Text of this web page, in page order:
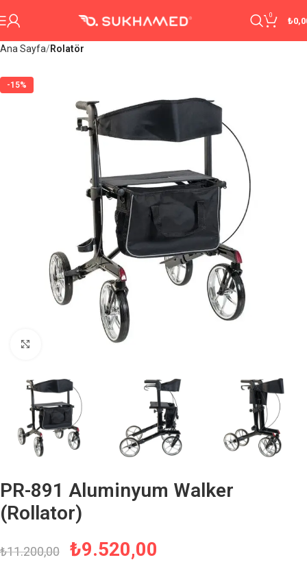
0
₺
Ana Sayfa Rolatör
-15%
Büyütmek için tıklayın
PR-891 Aluminyum Walker
(Rollator)
₺11.200,00 ₺9.520,00